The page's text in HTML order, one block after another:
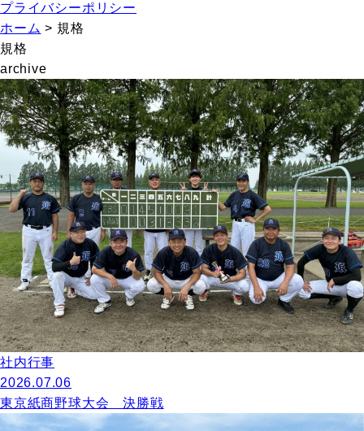
プライバシーポリシー
ホーム > 規格
規格
archive
社内行事
2026.07.06
東京紙商野球大会 決勝戦